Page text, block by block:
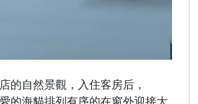
的自然景觀，入住客房后，